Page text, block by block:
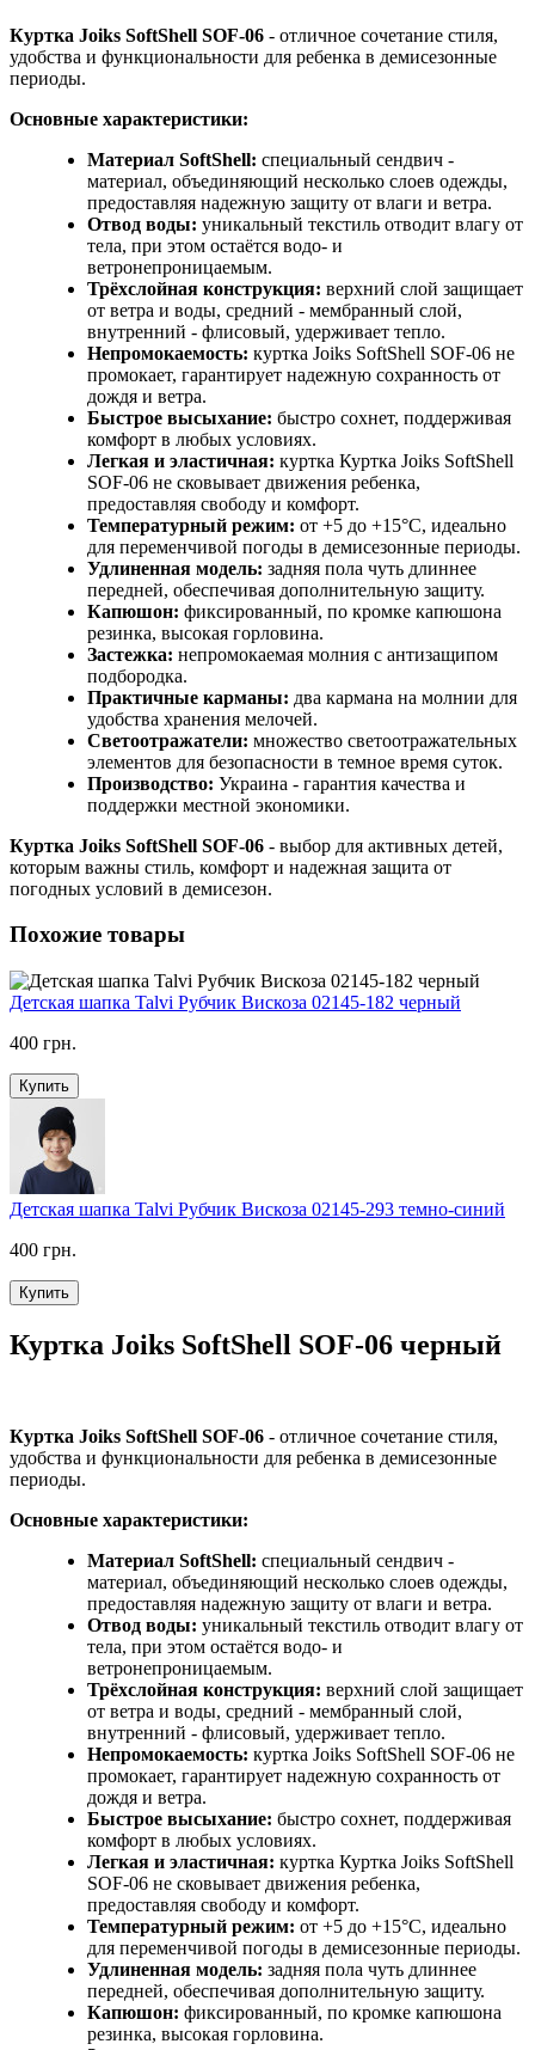
Куртка Joiks SoftShell SOF-06 - отличное сочетание стиля,
удобства и функциональности для ребенка в демисезонные
периоды.
Основные характеристики:
Материал SoftShell: специальный сендвич -
материал, объединяющий несколько слоев одежды,
предоставляя надежную защиту от влаги и ветра.
Отвод воды: уникальный текстиль отводит влагу от
тела, при этом остаётся водо- и
ветронепроницаемым.
Трёхслойная конструкция: верхний слой защищает
от ветра и воды, средний - мембранный слой,
внутренний - флисовый, удерживает тепло.
Непромокаемость: куртка Joiks SoftShell SOF-06 не
промокает, гарантирует надежную сохранность от
дождя и ветра.
Быстрое высыхание: быстро сохнет, поддерживая
комфорт в любых условиях.
Легкая и эластичная: куртка Куртка Joiks SoftShell
SOF-06 не сковывает движения ребенка,
предоставляя свободу и комфорт.
Температурный режим: от +5 до +15°C, идеально
для переменчивой погоды в демисезонные периоды.
Удлиненная модель: задняя пола чуть длиннее
передней, обеспечивая дополнительную защиту.
Капюшон: фиксированный, по кромке капюшона
резинка, высокая горловина.
Застежка: непромокаемая молния с антизащипом
подбородка.
Практичные карманы: два кармана на молнии для
удобства хранения мелочей.
Светоотражатели: множество светоотражательных
элементов для безопасности в темное время суток.
Производство: Украина - гарантия качества и
поддержки местной экономики.
Куртка Joiks SoftShell SOF-06 - выбор для активных детей,
которым важны стиль, комфорт и надежная защита от
погодных условий в демисезон.
Похожие товары
Детская шапка Talvi Рубчик Вискоза 02145-182 черный
400 грн.
Купить
Детская шапка Talvi Рубчик Вискоза 02145-293 темно-синий
400 грн.
Купить
Куртка Joiks SoftShell SOF-06 черный
Куртка Joiks SoftShell SOF-06 - отличное сочетание стиля,
удобства и функциональности для ребенка в демисезонные
периоды.
Основные характеристики:
Материал SoftShell: специальный сендвич -
материал, объединяющий несколько слоев одежды,
предоставляя надежную защиту от влаги и ветра.
Отвод воды: уникальный текстиль отводит влагу от
тела, при этом остаётся водо- и
ветронепроницаемым.
Трёхслойная конструкция: верхний слой защищает
от ветра и воды, средний - мембранный слой,
внутренний - флисовый, удерживает тепло.
Непромокаемость: куртка Joiks SoftShell SOF-06 не
промокает, гарантирует надежную сохранность от
дождя и ветра.
Быстрое высыхание: быстро сохнет, поддерживая
комфорт в любых условиях.
Легкая и эластичная: куртка Куртка Joiks SoftShell
SOF-06 не сковывает движения ребенка,
предоставляя свободу и комфорт.
Температурный режим: от +5 до +15°C, идеально
для переменчивой погоды в демисезонные периоды.
Удлиненная модель: задняя пола чуть длиннее
передней, обеспечивая дополнительную защиту.
Капюшон: фиксированный, по кромке капюшона
резинка, высокая горловина.